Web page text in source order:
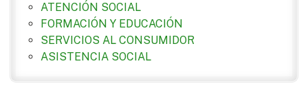
ATENCIÓN SOCIAL
FORMACIÓN Y EDUCACIÓN
SERVICIOS AL CONSUMIDOR
ASISTENCIA SOCIAL